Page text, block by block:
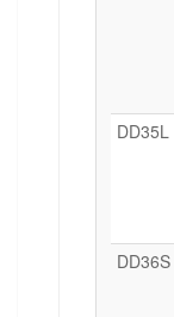
DD35L
DD36S